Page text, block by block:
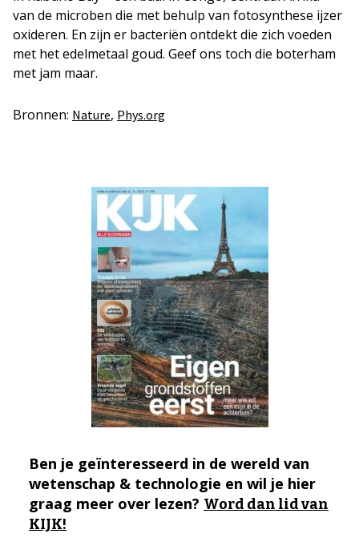
van de microben die met behulp van fotosynthese ijzer
oxideren. En zijn er bacteriën ontdekt die zich voeden
met het edelmetaal goud. Geef ons toch die boterham
met jam maar.
Bronnen: Nature, Phys.org
Ben je geïnteresseerd in de wereld van
wetenschap & technologie en wil je hier
graag meer over lezen? Word dan lid van
KIJK!